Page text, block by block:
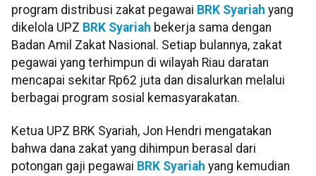
program distribusi zakat pegawai BRK Syariah yang
dikelola UPZ BRK Syariah bekerja sama dengan
Badan Amil Zakat Nasional. Setiap bulannya, zakat
pegawai yang terhimpun di wilayah Riau daratan
mencapai sekitar Rp62 juta dan disalurkan melalui
berbagai program sosial kemasyarakatan.
Ketua UPZ BRK Syariah, Jon Hendri mengatakan
bahwa dana zakat yang dihimpun berasal dari
potongan gaji pegawai BRK Syariah yang kemudian